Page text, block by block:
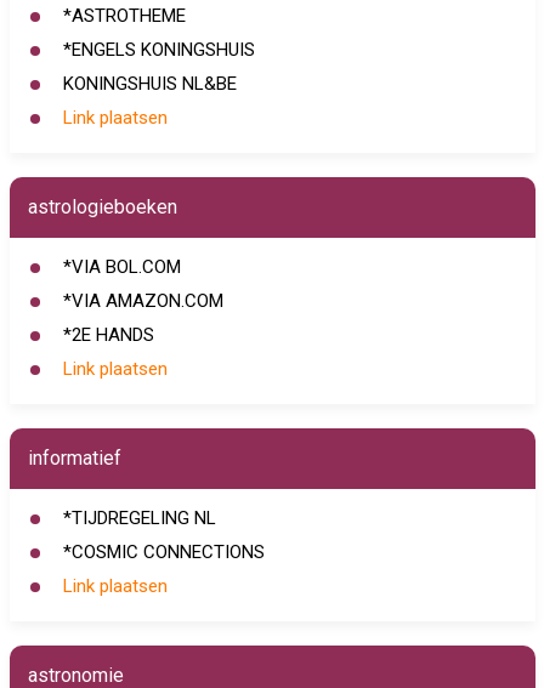
*ASTROTHEME
*ENGELS KONINGSHUIS
KONINGSHUIS NL&BE
Link plaatsen
astrologieboeken
*VIA BOL.COM
*VIA AMAZON.COM
*2E HANDS
Link plaatsen
informatief
*TIJDREGELING NL
*COSMIC CONNECTIONS
Link plaatsen
astronomie